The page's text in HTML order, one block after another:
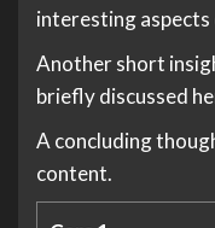
interesting aspects
Another short
briefly discussed
A concluding
content.